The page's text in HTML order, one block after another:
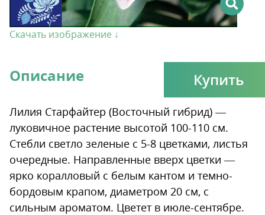
Скачать изображение ↓
Купить
Описание
Лилия Старфайтер (Восточный гибрид) —
луковичное растение высотой 100-110 см.
Стебли светло зеленые с 5-8 цветками, листья
очередные. Направленные вверх цветки —
ярко коралловый с белым кантом и темно-
бордовым крапом, диаметром 20 см, с
сильным ароматом. Цветет в июле-сентябре.